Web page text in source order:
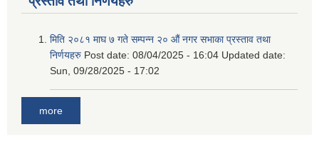
मिति २०८१ माघ ७ गते सम्पन्न २० औं नगर सभाका प्रस्ताव तथा
निर्णयहरु Post date: 08/04/2025 - 16:04 Updated date:
Sun, 09/28/2025 - 17:02
more